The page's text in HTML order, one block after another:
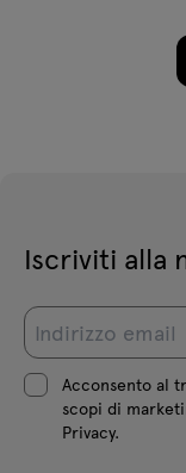
Iscriviti alla
Acconsento al
scopi di
Privacy.